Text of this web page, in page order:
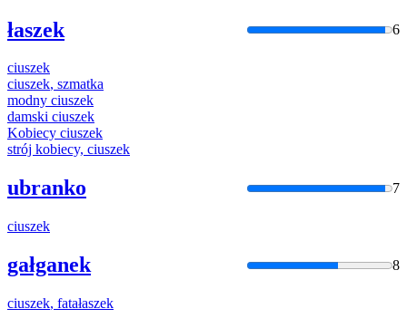
łaszek 6
ciuszek
ciuszek, szmatka
modny ciuszek
damski ciuszek
Kobiecy ciuszek
strój kobiecy, ciuszek
ubranko 7
ciuszek
gałganek 8
ciuszek, fatałaszek